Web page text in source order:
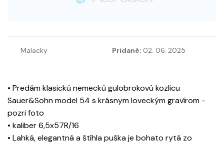
Malacky Pridané: 02. 06. 2025
• Predám klasickú nemeckú gulobrokovú kozlicu
Sauer&Sohn model 54 s krásnym loveckým gravírom -
pozri foto
• kaliber 6,5x57R/16
• Lahká, elegantná a štíhla puška je bohato rytá zo